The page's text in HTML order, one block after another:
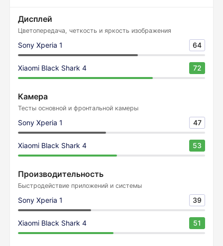
Дисплей
Цветопередача, четкость и яркость изображения
Sony Xperia 1 64
Xiaomi Black Shark 4 72
Камера
Тесты основной и фронтальной камеры
Sony Xperia 1 47
Xiaomi Black Shark 4 53
Производительность
Быстродействие приложений и системы
Sony Xperia 1 39
Xiaomi Black Shark 4 51